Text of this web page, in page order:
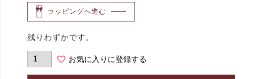
ラッピングへ進む
残りわずかです。
お気に入りに登録する